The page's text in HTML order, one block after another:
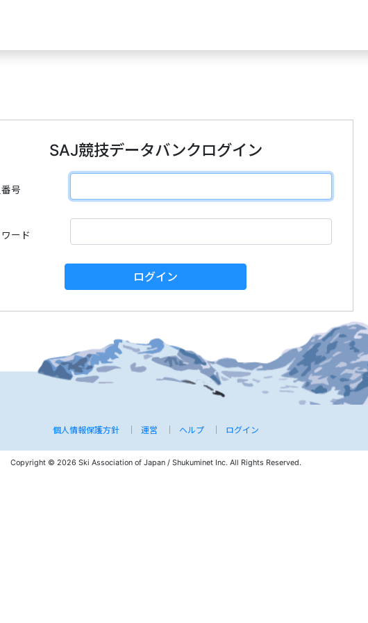
SAJ競技データバンクログイン
号
ード
ログイン
個人情報保護方針 運営 ヘルプ ログイン
Copyright © 2026 Ski Association of Japan / Shukuminet Inc. All Rights Reserved.